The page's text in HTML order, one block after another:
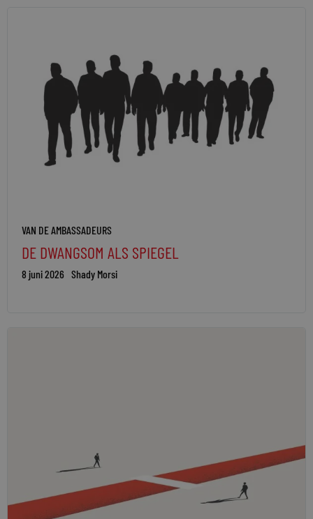
VAN DE AMBASSADEURS
DE DWANGSOM ALS SPIEGEL
8 juni 2026 Shady Morsi